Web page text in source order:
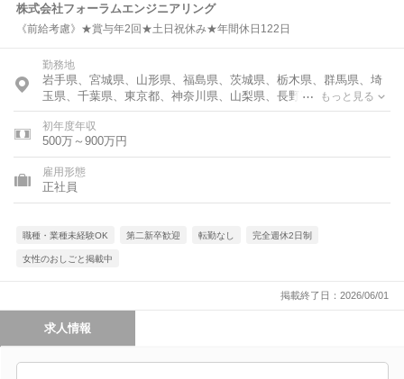
株式会社フォーラムエンジニアリング
《前給考慮》★賞与年2回★土日祝休み★年間休日122日
勤務地
岩手県、宮城県、山形県、福島県、茨城県、栃木県、群馬県、埼
玉県、千葉県、東京都、神奈川県、山梨県、長野県、静岡県、愛
知県、三重県、滋賀県、京都府、大阪府、兵庫県、奈良県、広島
県、山口県、福岡県
もっと見る
初年度年収
500万～900万円
雇用形態
正社員
職種・業種未経験OK 第二新卒歓迎 転勤なし 完全週休2日制
女性のおしごと掲載中
掲載終了日：2026/06/01
求人情報